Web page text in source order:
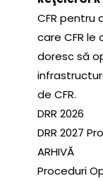
CFR pentru
care CFR
doresc să
de CFR.
DRR 2026
DRR 2027
ARHIVĂ
Proceduri